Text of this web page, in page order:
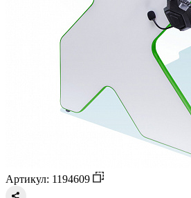
Артикул: 1194609